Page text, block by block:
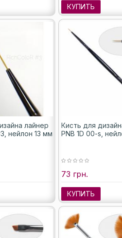
КУПИТЬ
лайнер
нейлон 13 мм
Кисть для
PNB 1D 00-s,
73 грн.
КУПИТЬ